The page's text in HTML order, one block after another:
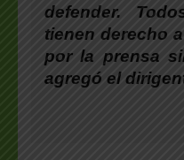
defender.
tienen derecho
por la prensa
agregó el